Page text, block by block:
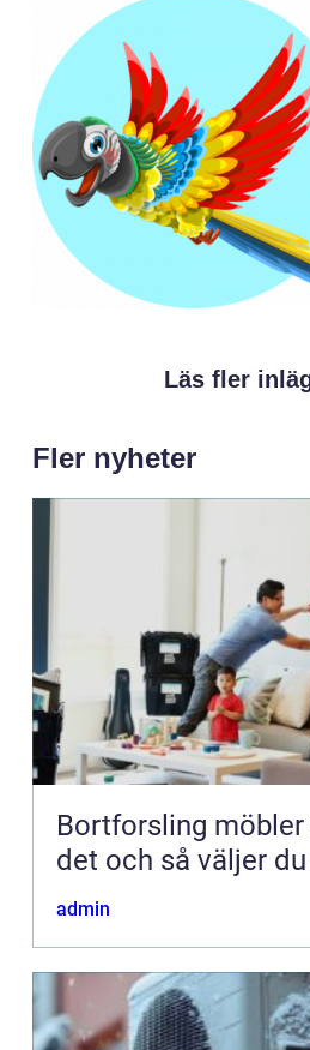
Läs fler
Fler nyheter
Bortforsling möbler så fungerar
det och så väljer
admin